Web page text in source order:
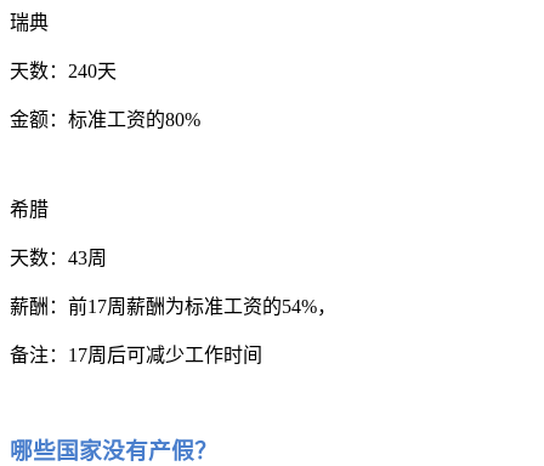
瑞典
天数：240天
金额：标准工资的80%
希腊
天数：43周
薪酬：前17周薪酬为标准工资的54%，
备注：17周后可减少工作时间
哪些国家没有产假？